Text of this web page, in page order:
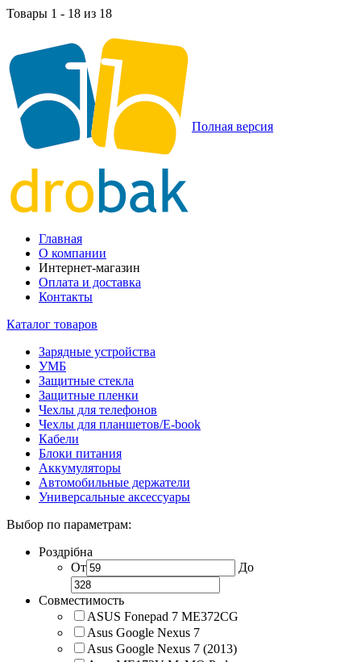
Товары 1 - 18 из 18
Полная версия
Главная
О компании
Интернет-магазин
Оплата и доставка
Контакты
Каталог товаров
Зарядные устройства
УМБ
Защитные стекла
Защитные пленки
Чехлы для телефонов
Чехлы для планшетов/E-book
Кабели
Блоки питания
Аккумуляторы
Автомобильные держатели
Универсальные аксессуары
Выбор по параметрам:
Роздрібна
От
До
Совместимость
ASUS Fonepad 7 ME372CG
Asus Google Nexus 7
Asus Google Nexus 7 (2013)